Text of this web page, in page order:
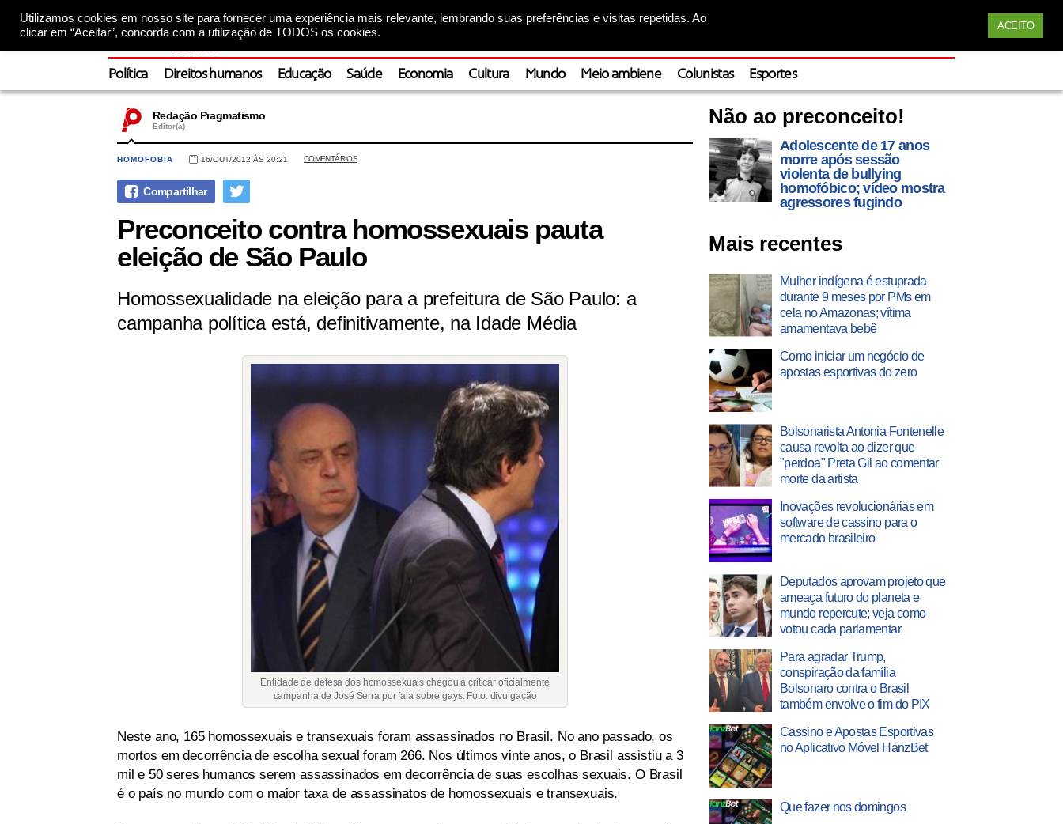
Utilizamos cookies em nosso site para fornecer uma experiência mais relevante, lembrando suas preferências e visitas repetidas. Ao
clicar em “Aceitar”, concorda com a utilização de TODOS os cookies.
ACEITO
Política Direitos humanos Educação Saúde Economia Cultura Mundo Meio ambiene Colunistas Esportes
Redação Pragmatismo
Editor(a)
HOMOFOBIA 16/OUT/2012 ÀS 20:21 COMENTÁRIOS
Preconceito contra homossexuais pauta
eleição de São Paulo
Homossexualidade na eleição para a prefeitura de São Paulo: a
campanha política está, definitivamente, na Idade Média
Entidade de defesa dos homossexuais chegou a criticar oficialmente
campanha de José Serra por fala sobre gays. Foto: divulgação
Neste ano, 165 homossexuais e transexuais foram assassinados no Brasil. No ano passado, os
mortos em decorrência de escolha sexual foram 266. Nos últimos vinte anos, o Brasil assistiu a 3
mil e 50 seres humanos serem assassinados em decorrência de suas escolhas sexuais. O Brasil
é o país no mundo com o maior taxa de assassinatos de homossexuais e transexuais.
Não ao preconceito!
Adolescente de 17 anos
morre após sessão
violenta de bullying
homofóbico; vídeo mostra
agressores fugindo
Mais recentes
Mulher indígena é estuprada
durante 9 meses por PMs em
cela no Amazonas; vítima
amamentava bebê
Como iniciar um negócio de
apostas esportivas do zero
Bolsonarista Antonia Fontenelle
causa revolta ao dizer que
"perdoa" Preta Gil ao comentar
morte da artista
Inovações revolucionárias em
software de cassino para o
mercado brasileiro
Deputados aprovam projeto que
ameaça futuro do planeta e
mundo repercute; veja como
votou cada parlamentar
Para agradar Trump,
conspiração da família
Bolsonaro contra o Brasil
também envolve o fim do PIX
Cassino e Apostas Esportivas
no Aplicativo Móvel HanzBet
Que fazer nos domingos